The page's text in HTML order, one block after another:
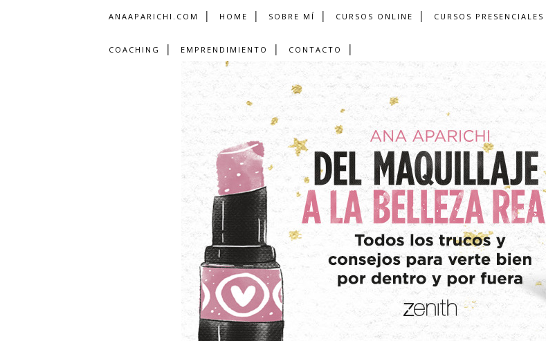
ANAAPARICHI.COM HOME SOBRE MÍ CURSOS ONLINE CURSOS PRESENCIALES
COACHING EMPRENDIMIENTO CONTACTO